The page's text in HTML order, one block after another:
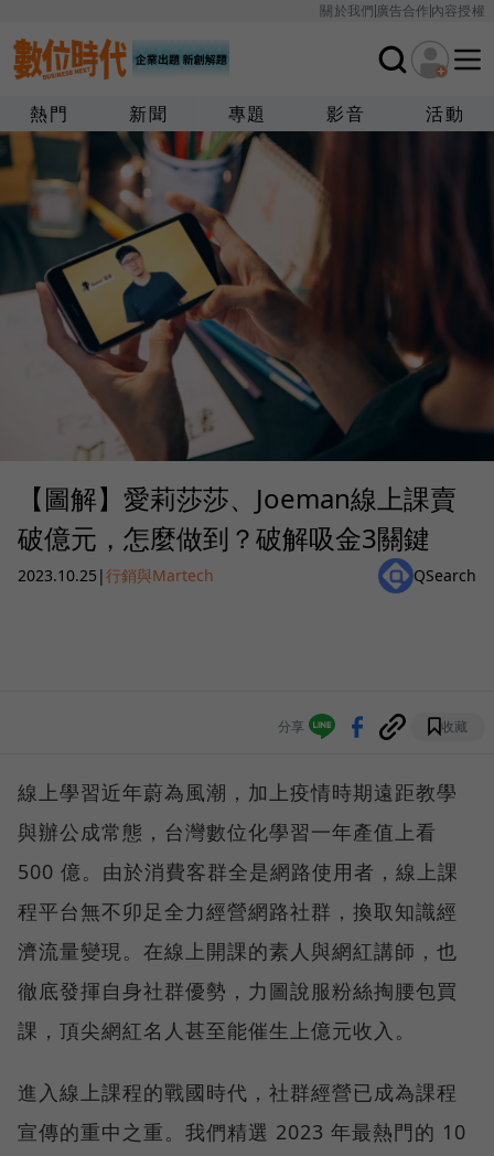
關於我們廣告合作內容授權
熱門 新聞 專題 影音 活動
【圖解】愛莉莎莎、Joeman線上課賣
破億元，怎麼做到？破解吸金3關鍵
2023.10.25 |行銷與Martech QSearch
分享 收藏
線上學習近年蔚為風潮，加上疫情時期遠距教學
與辦公成常態，台灣數位化學習一年產值上看
500 億。由於消費客群全是網路使用者，線上課
程平台無不卯足全力經營網路社群，換取知識經
濟流量變現。在線上開課的素人與網紅講師，也
徹底發揮自身社群優勢，力圖說服粉絲掏腰包買
課，頂尖網紅名人甚至能催生上億元收入。
進入線上課程的戰國時代，社群經營已成為課程
宣傳的重中之重。我們精選 2023 年最熱門的 10